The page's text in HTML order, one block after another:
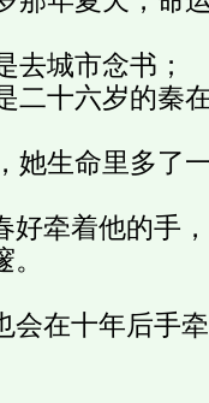
去城市念书；
二十六岁的秦
她生命里多了
好牵着他的手
会在十年后手